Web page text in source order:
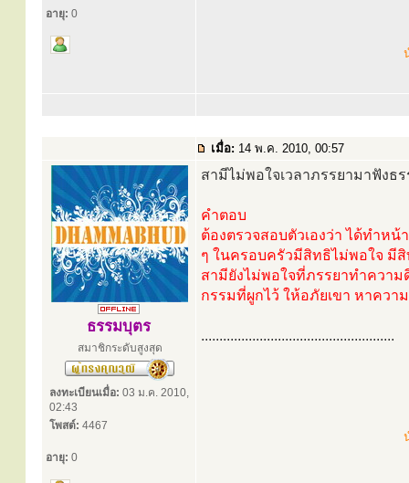
อายุ: 0
เมื่อ: 14 พ.ค. 2010, 00:57
ธรรมบุตร
สมาชิกระดับสูงสุด
ลงทะเบียนเมื่อ: 03 ม.ค. 2010,
02:43
โพสต์: 4467
อายุ: 0
สามีไม่พอใจเวลาภรรยามาฟังธ
คำตอบ
ต้องตรวจสอบตัวเองว่า ได้ทำห
ๆ ในครอบครัวมีสิทธิไม่พอใจ มี
สามียังไม่พอใจที่ภรรยาทำความ
กรรมที่ผูกไว้ ให้อภัยเขา หาควา
.....................................................